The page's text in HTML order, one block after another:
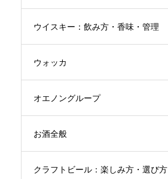
ウイスキー：飲み方・香味・管理
ウォッカ
オエノングループ
お酒全般
クラフトビール：楽しみ方・選び方